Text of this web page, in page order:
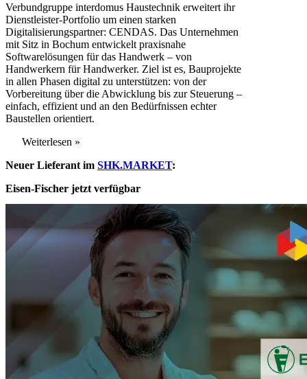
Verbundgruppe interdomus Haustechnik erweitert ihr
Dienstleister-Portfolio um einen starken
Digitalisierungspartner: CENDAS. Das Unternehmen
mit Sitz in Bochum entwickelt praxisnahe
Softwarelösungen für das Handwerk – von
Handwerkern für Handwerker. Ziel ist es, Bauprojekte
in allen Phasen digital zu unterstützen: von der
Vorbereitung über die Abwicklung bis zur Steuerung –
einfach, effizient und an den Bedürfnissen echter
Baustellen orientiert.
Weiterlesen »
Neuer Lieferant im SHK.MARKET:
Eisen-Fischer jetzt verfügbar